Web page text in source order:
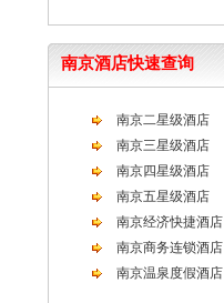
南京酒店快速查询
南京二星级酒店
南京三星级酒店
南京四星级酒店
南京五星级酒店
南京经济快捷酒店
南京商务连锁酒店
南京温泉度假酒店